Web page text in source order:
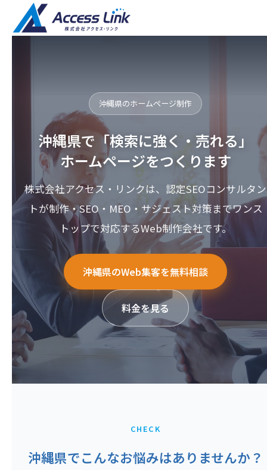
沖縄県のホームページ制作
沖縄県で「検索に強く・売れる」
ホームページをつくります
株式会社アクセス・リンクは、認定SEOコンサルタン
トが制作・SEO・MEO・サジェスト対策までワンス
トップで対応するWeb制作会社です。
沖縄県のWeb集客を無料相談
料金を見る
CHECK
沖縄県でこんなお悩みはありませんか？